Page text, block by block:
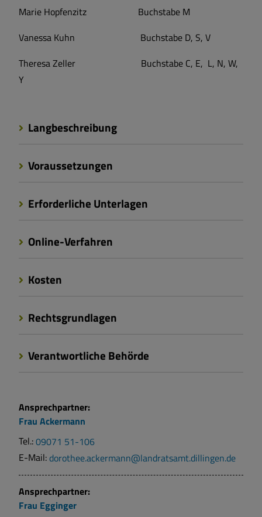
Marie Hopfenzitz Buchstabe M
Vanessa Kuhn Buchstabe D, S, V
Theresa Zeller Buchstabe C, E, L, N, W,
Y
Langbeschreibung
Voraussetzungen
Erforderliche Unterlagen
Online-Verfahren
Kosten
Rechtsgrundlagen
Verantwortliche Behörde
Ansprechpartner:
Frau Ackermann
Tel.:09071 51-106
E-Mail:dorothee.ackermann@landratsamt.dillingen.de
Ansprechpartner:
Frau Egginger